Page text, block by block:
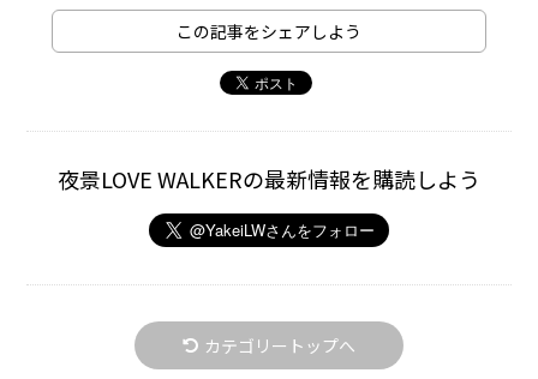
この記事をシェアしよう
夜景LOVE WALKERの最新情報を購読しよう
カテゴリートップへ